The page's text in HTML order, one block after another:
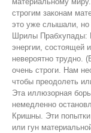
строгим законам
это уже слышали, но
Шрилы Прабхупады:
энергии, состоящей
невероятно трудно.
очень строги. Нам
чтобы преодолеть
Эта иллюзорная
немедленно
Кришны. Эти
или гун